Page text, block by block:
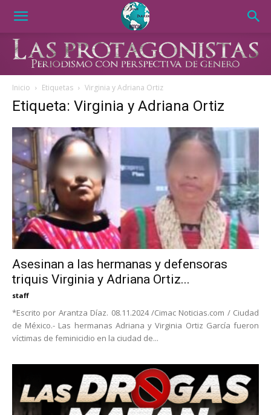
Inicio Etiquetas Virginia y Adriana Ortiz
Etiqueta: Virginia y Adriana Ortiz
Asesinan a las hermanas y defensoras
triquis Virginia y Adriana Ortiz...
staff
*Escrito por Arantza Díaz. 08.11.2024 /Cimac Noticias.com / Ciudad
de México.- Las hermanas Adriana y Virginia Ortiz García fueron
víctimas de feminicidio en la ciudad de...